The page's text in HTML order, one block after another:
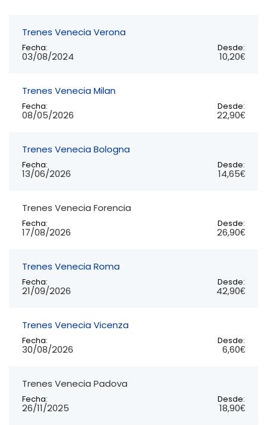
Trenes Venecia Verona
Fecha:
03/08/2024
Desde:
10,20€
Trenes Venecia Milan
Fecha:
08/05/2026
Desde:
22,90€
Trenes Venecia Bologna
Fecha:
13/06/2026
Desde:
14,65€
Trenes Venecia Forencia
Fecha:
17/08/2026
Desde:
26,90€
Trenes Venecia Roma
Fecha:
21/09/2026
Desde:
42,90€
Trenes Venecia Vicenza
Fecha:
30/08/2026
Desde:
6,60€
Trenes Venecia Padova
Fecha:
26/11/2025
Desde:
18,90€